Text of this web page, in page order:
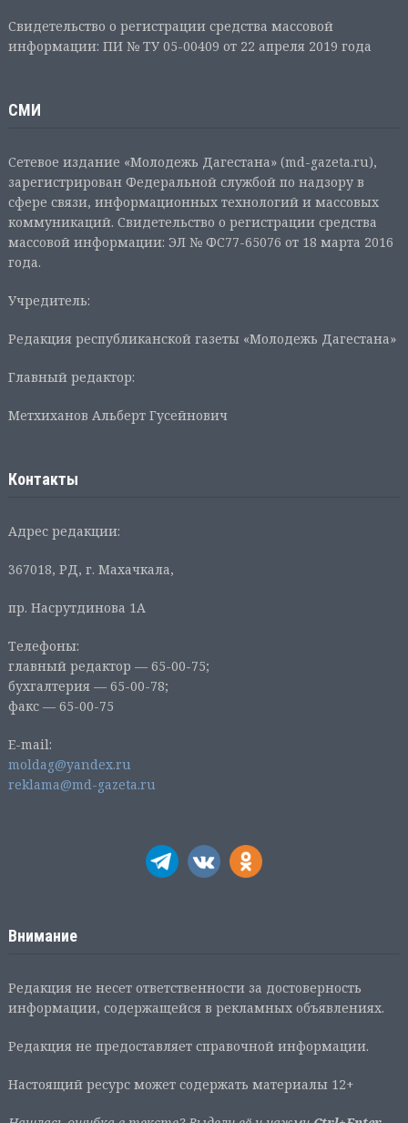
Свидетельство о регистрации средства массовой
информации: ПИ № ТУ 05-00409 от 22 апреля 2019 года
СМИ
Сетевое издание «Молодежь Дагестана» (md-gazeta.ru),
зарегистрирован Федеральной службой по надзору в
сфере связи, информационных технологий и массовых
коммуникаций. Свидетельство о регистрации средства
массовой информации: ЭЛ № ФС77-65076 от 18 марта 2016
года.
Учредитель:
Редакция республиканской газеты «Молодежь Дагестана»
Главный редактор:
Метхиханов Альберт Гусейнович
Контакты
Адрес редакции:
367018, РД, г. Махачкала,
пр. Насрутдинова 1А
Телефоны:
главный редактор — 65-00-75;
бухгалтерия — 65-00-78;
факс — 65-00-75
E-mail:
moldag@yandex.ru
reklama@md-gazeta.ru
Внимание
Редакция не несет ответственности за достоверность
информации, содержащейся в рекламных объявлениях.
Редакция не предоставляет справочной информации.
Настоящий ресурс может содержать материалы 12+